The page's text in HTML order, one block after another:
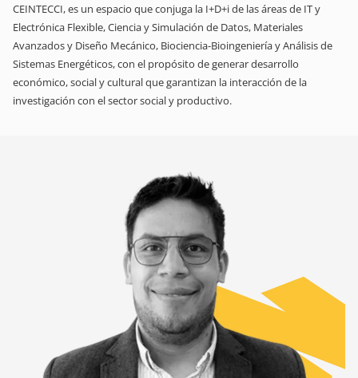
CEINTECCI, es un espacio que conjuga la I+D+i de las áreas de IT y
Electrónica Flexible, Ciencia y Simulación de Datos, Materiales
Avanzados y Diseño Mecánico, Biociencia-Bioingeniería y Análisis de
Sistemas Energéticos, con el propósito de generar desarrollo
económico, social y cultural que garantizan la interacción de la
investigación con el sector social y productivo.